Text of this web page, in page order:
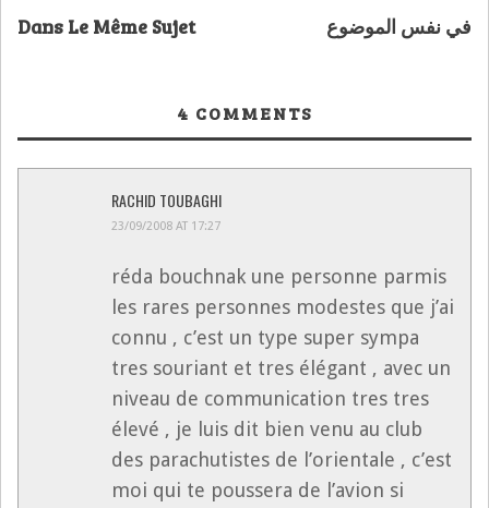
Dans Le Même Sujet في نفس الموضوع
4 COMMENTS
RACHID TOUBAGHI
23/09/2008 AT 17:27
réda bouchnak une personne parmis
les rares personnes modestes que j’ai
connu , c’est un type super sympa
tres souriant et tres élégant , avec un
niveau de communication tres tres
élevé , je luis dit bien venu au club
des parachutistes de l’orientale , c’est
moi qui te poussera de l’avion si